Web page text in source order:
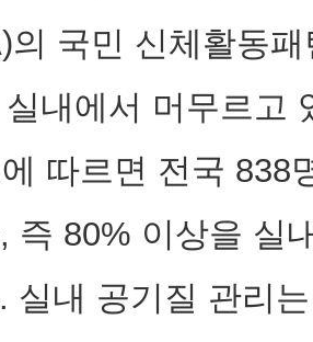
의 국민 신체활동
내에서 머무르고
따르면 전국 838
즉 80% 이상을 실
실내 공기질 관리